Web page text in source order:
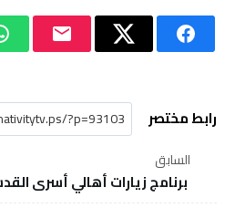
رابط مختصر
السابق
برنامج زيارات أهالي أسرى